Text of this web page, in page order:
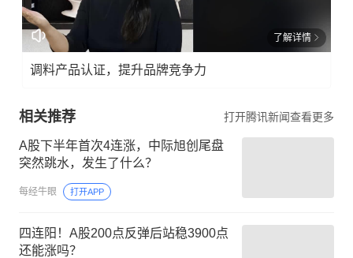
了解详情
调料产品认证，提升品牌竞争力
相关推荐 打开腾讯新闻查看更多
A股下半年首次4连涨，中际旭创尾盘
突然跳水，发生了什么？
每经牛眼 打开APP
四连阳！A股200点反弹后站稳3900点
还能涨吗？